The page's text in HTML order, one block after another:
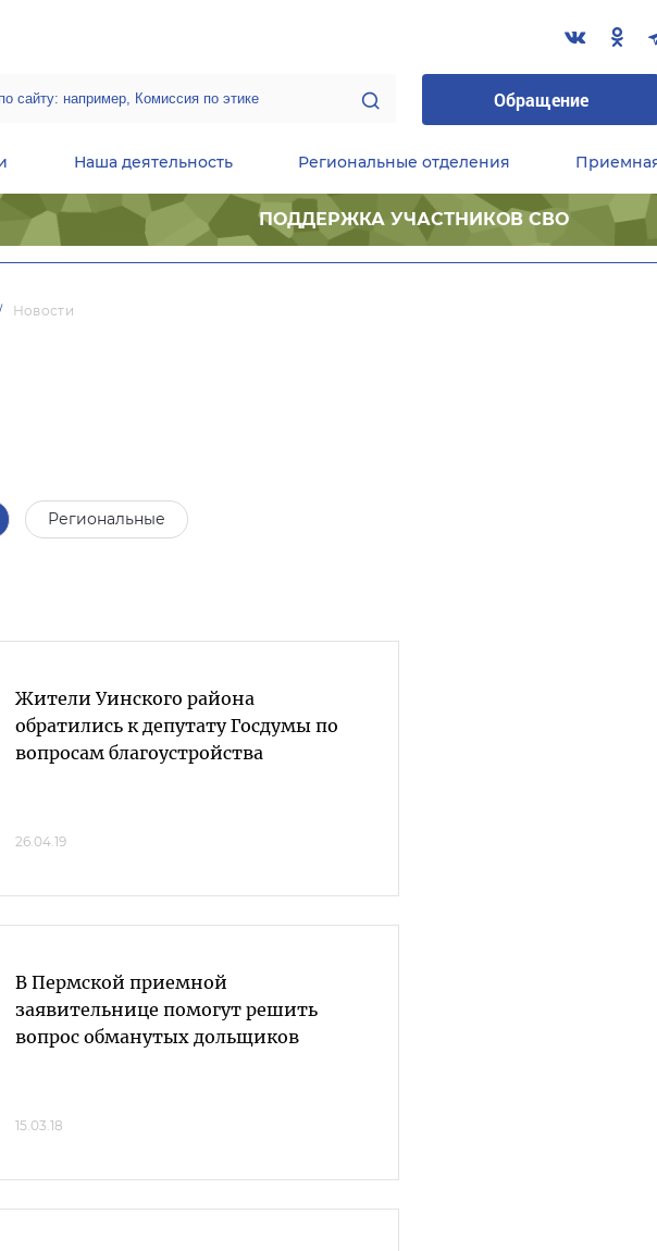
Обращение
Наша деятельность Региональные отделения
ПОДДЕРЖКА УЧАСТНИКОВ СВО
Новости
Региональные
Жители Уинского района
обратились к депутату Госдумы по
вопросам благоустройства
26.04.19
В Пермской приемной
заявительнице помогут решить
вопрос обманутых дольщиков
15.03.18